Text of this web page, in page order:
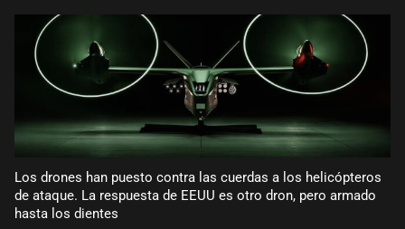
Los drones han puesto contra las cuerdas a los helicópteros
de ataque. La respuesta de EEUU es otro dron, pero armado
hasta los dientes